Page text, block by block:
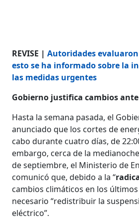
REVISE |Autoridades
esto se ha informado sobre la
las medidas urgentes
Gobierno justifica cambios
Hasta la semana pasada, el
anunciado que los cortes de
cabo durante cuatro días, de
embargo, cerca de la
de septiembre, el Ministerio de
comunicó que, debido a la “
cambios climáticos en los últimos
necesario “redistribuir la
eléctrico”.